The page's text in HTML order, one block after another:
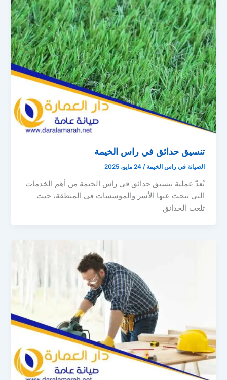
تنسيق حدائق في راس الخيمة
الصيانة في راس الخيمة /24 مايو، 2025
تُعدّ عملية تنسيق حدائق في راس الخيمة من أهم الخدمات
التي تبحث عنها الأسر والمؤسسات في المنطقة، حيث
تلعب الحدائق